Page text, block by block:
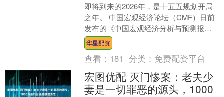
即将到来的2026年，是十五五规划开局
之年。 中国宏观经济论坛（CMF）日前
发布的《中国宏观经济分析与预测报
告》（下称《报告》）显示，2025年中
国经济奋力寻求....
华星配资
查看： 181 分类： 免费配资平台
宏图优配 灭门惨案：老夫少
妻是一切罪恶的源头，1000